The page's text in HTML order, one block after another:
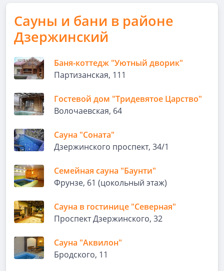
Сауны и бани в районе
Дзержинский
Баня-коттедж "Уютный дворик"
Партизанская, 111
Гостевой дом "Тридевятое Царство"
Волочаевская, 64
Сауна "Соната"
Дзержинского проспект, 34/1
Семейная сауна "Баунти"
Фрунзе, 61 (цокольный этаж)
Сауна в гостинице "Северная"
Проспект Дзержинского, 32
Сауна "Аквилон"
Бродского, 11